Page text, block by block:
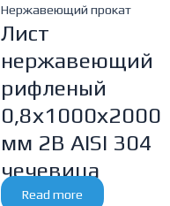
Нержавеющий прокат
Лист
нержавеющий
рифленый
0,8х1000х2000
мм 2В AISI 304
чечевица
Read more